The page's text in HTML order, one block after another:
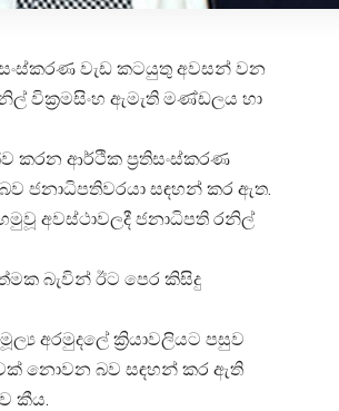
වැඩ කටයුතු අවසන් වන
වික්‍රමසිංහ ඇමැති මණ්ඩලය හා
කරන ආර්ථික ප්‍රතිසංස්කරණ
බව ජනාධිපතිවරයා සඳහන් කර ඇත.
අවස්ථාවලදී ජනාධිපති රනිල්
බැවින් ඊට පෙර කිසිදු
අරමුදලේ ක්‍රියාවලියට පසුව
නොවන බව සඳහන් කර ඇති
කීය.